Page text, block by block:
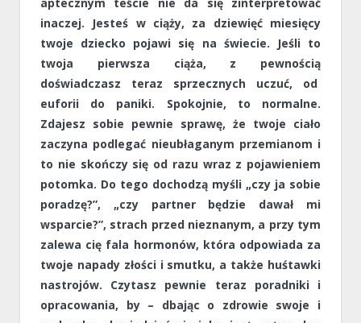
inaczej. Jesteś w ciąży, za dziewięć miesięcy
twoje dziecko pojawi się na świecie. Jeśli to
twoja pierwsza ciąża, z pewnością
doświadczasz teraz sprzecznych uczuć, od
euforii do paniki. Spokojnie, to normalne.
Zdajesz sobie pewnie sprawę, że twoje ciało
zaczyna podlegać nieubłaganym przemianom i
to nie skończy się od razu wraz z pojawieniem
potomka. Do tego dochodzą myśli „czy ja sobie
poradzę?”, „czy partner będzie dawał mi
wsparcie?”, strach przed nieznanym, a przy tym
zalewa cię fala hormonów, która odpowiada za
twoje napady złości i smutku, a także huśtawki
nastrojów. Czytasz pewnie teraz poradniki i
opracowania, by – dbając o zdrowie swoje i